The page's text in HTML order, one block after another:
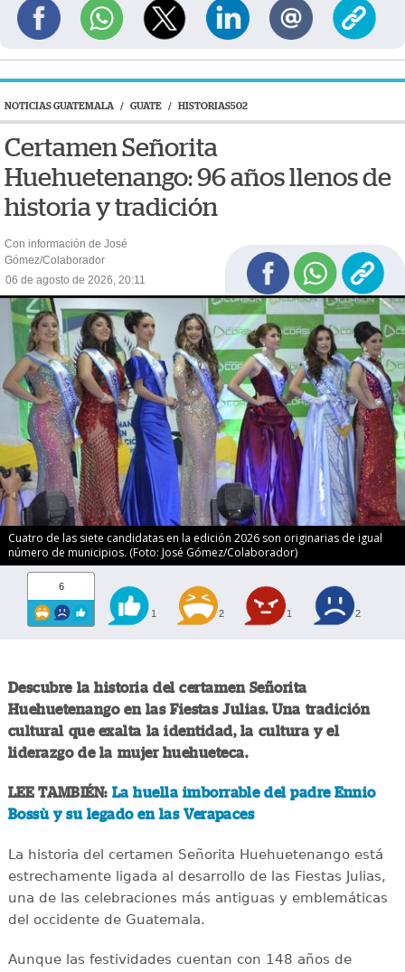
NOTICIAS GUATEMALA / GUATE / HISTORIAS502
Certamen Señorita
Huehuetenango: 96 años llenos de
historia y tradición
Con información de José
Gómez/Colaborador
06 de agosto de 2026, 20:11
Cuatro de las siete candidatas en la edición 2026 son originarias de igual
número de municipios. (Foto: José Gómez/Colaborador)
6
1 2 1 2
Descubre la historia del certamen Señorita
Huehuetenango en las Fiestas Julias. Una tradición
cultural que exalta la identidad, la cultura y el
liderazgo de la mujer huehueteca.
LEE TAMBIÉN: La huella imborrable del padre Ennio
Bossù y su legado en las Verapaces
La historia del certamen Señorita Huehuetenango está
estrechamente ligada al desarrollo de las Fiestas Julias,
una de las celebraciones más antiguas y emblemáticas
del occidente de Guatemala.
Aunque las festividades cuentan con 148 años de